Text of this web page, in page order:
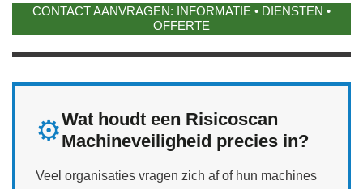
CONTACT AANVRAGEN: INFORMATIE • DIENSTEN •
OFFERTE
⚙️Wat houdt een Risicoscan
Machineveiligheid precies in?
Veel organisaties vragen zich af of hun machines